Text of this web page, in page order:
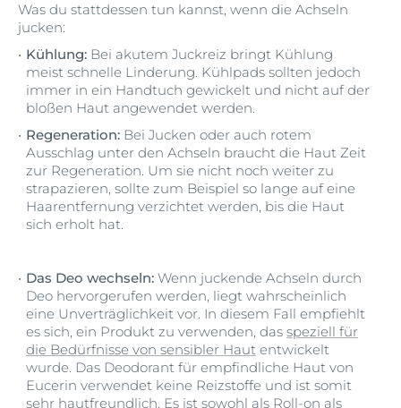
Was du stattdessen tun kannst, wenn die Achseln
jucken:
Kühlung: Bei akutem Juckreiz bringt Kühlung
meist schnelle Linderung. Kühlpads sollten jedoch
immer in ein Handtuch gewickelt und nicht auf der
bloßen Haut angewendet werden.
Regeneration: Bei Jucken oder auch rotem
Ausschlag unter den Achseln braucht die Haut Zeit
zur Regeneration. Um sie nicht noch weiter zu
strapazieren, sollte zum Beispiel so lange auf eine
Haarentfernung verzichtet werden, bis die Haut
sich erholt hat.
Das Deo wechseln: Wenn juckende Achseln durch
Deo hervorgerufen werden, liegt wahrscheinlich
eine Unverträglichkeit vor. In diesem Fall empfiehlt
es sich, ein Produkt zu verwenden, das speziell für
die Bedürfnisse von sensibler Haut entwickelt
wurde. Das Deodorant für empfindliche Haut von
Eucerin verwendet keine Reizstoffe und ist somit
sehr hautfreundlich. Es ist sowohl als Roll-on als